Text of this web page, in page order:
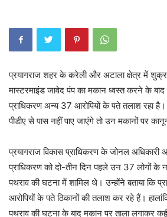
प्रयागराज शहर के करेली और अटाला क्षेत्र में
मास्टरमाइंड जावेद पंप का मकान ध्वस्त करने के बाद
प्राधिकरण अन्य 37 आरोपियों के पते तलाश रहा
पीडीए से पास नहीं पाए जाएंगे तो उन मकानों पर
प्रयागराज विकास प्राधिकरण के जोनल अधिकारी
प्राधिकरण को दो-तीन दिन पहले उन 37 लोगों के
पथराव की घटना में शामिल थे। उन्होंने बताया कि
आरोपियों के पते ठिकानों की तलाश कर रहे हैं।
पथराव की घटना के बाद मकान पर ताला लगाकर